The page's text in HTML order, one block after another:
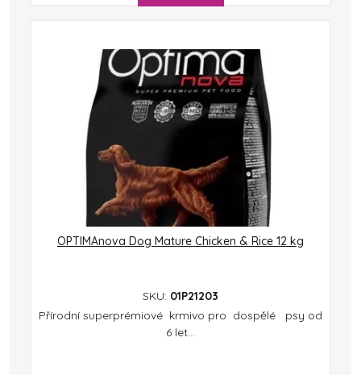
OPTIMAnova Dog Mature Chicken & Rice 12 kg
SKU: 01P21203
Přírodní superprémiové krmivo pro dospělé psy od
6 let...